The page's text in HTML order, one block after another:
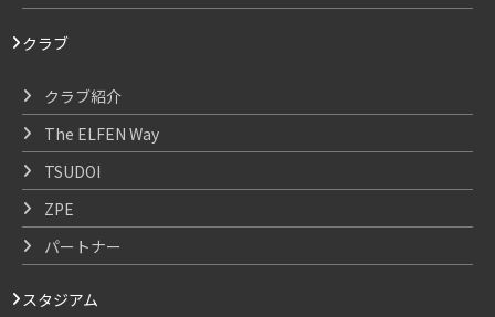
クラブ
クラブ紹介
The ELFEN Way
TSUDOI
ZPE
パートナー
スタジアム